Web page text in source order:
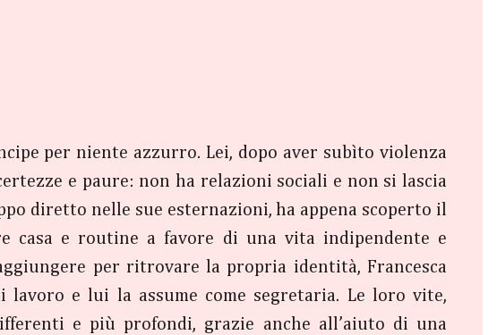
per niente azzurro. Lei, dopo aver subìto violenza
e paure: non ha relazioni sociali e non si lascia
diretto nelle sue esternazioni, ha appena scoperto il
casa e routine a favore di una vita indipendente e
per ritrovare la propria identità, Francesca
e lui la assume come segretaria. Le loro vite,
e più profondi, grazie anche all’aiuto di una